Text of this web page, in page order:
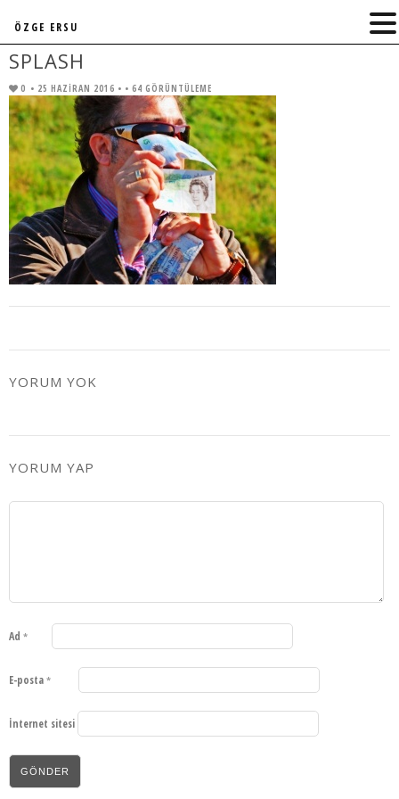
SPLASH
0 • 25 HAZIRAN 2016 • • 64 GÖRÜNTÜLEME
YORUM YOK
YORUM YAP
Ad *
E-posta *
İnternet sitesi
ÖZGE ERSU